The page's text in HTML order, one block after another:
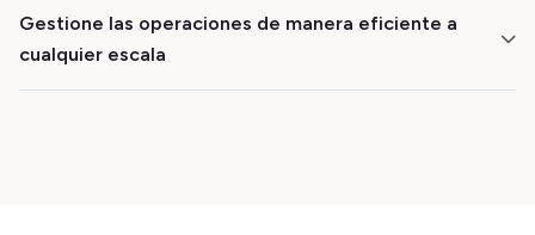
personas de las esperadas, lo que te ayudará a cumplir
los límites de huéspedes, evitar daños y mantenerte
cubierto por el seguro de la plataforma.
Gestione las operaciones de manera eficiente a
cualquier escala